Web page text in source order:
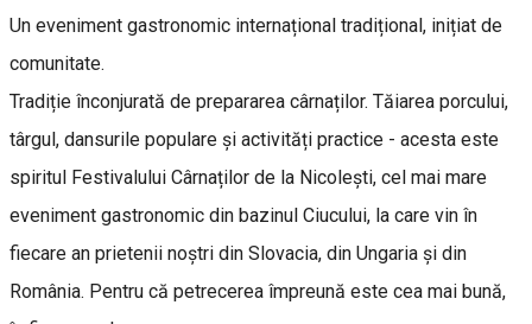
Un eveniment gastronomic internațional tradițional, inițiat de
comunitate.
Tradiție înconjurată de prepararea cârnaților. Tăiarea porcului,
târgul, dansurile populare și activități practice - acesta este
spiritul Festivalului Cârnaților de la Nicolești, cel mai mare
eveniment gastronomic din bazinul Ciucului, la care vin în
fiecare an prietenii noștri din Slovacia, din Ungaria și din
România. Pentru că petrecerea împreună este cea mai bună,